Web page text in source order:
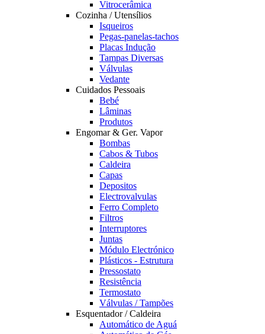
Vitrocerâmica
Cozinha / Utensílios
Isqueiros
Pegas-panelas-tachos
Placas Indução
Tampas Diversas
Válvulas
Vedante
Cuidados Pessoais
Bebé
Lâminas
Produtos
Engomar & Ger. Vapor
Bombas
Cabos & Tubos
Caldeira
Capas
Depositos
Electrovalvulas
Ferro Completo
Filtros
Interruptores
Juntas
Módulo Electrónico
Plásticos - Estrutura
Pressostato
Resistência
Termostato
Válvulas / Tampões
Esquentador / Caldeira
Automático de Aguá